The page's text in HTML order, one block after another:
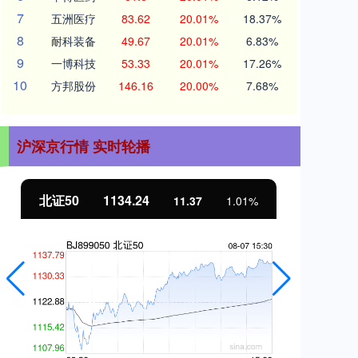
7 五洲医疗 83.62 20.01% 18.37%
8 耐科装备 49.67 20.01% 6.83%
9 一博科技 53.33 20.01% 17.26%
10 方邦股份 146.16 20.00% 7.68%
沪深京行情 实时轮播
北证50 1134.24 11.37 1.01%